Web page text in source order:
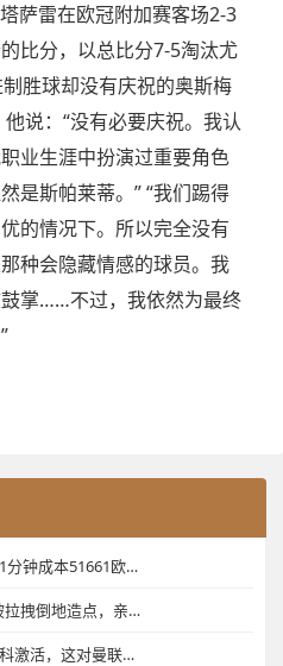
萨雷在欧冠附加赛客场2-3
比分，以总比分7-5淘汰尤
胜球却没有庆祝的奥斯梅
说：“没有必要庆祝。我认
业生涯中扮演过重要角色
是斯帕莱蒂。” “我们踢得
的情况下。所以完全没有
种会隐藏情感的球员。我
掌……不过，我依然为最终
都体：奥蓬达为尤文出场每1分钟成本51661欧，本赛季意甲只进1球
中国女足1-0领先！邵子钦被拉拽倒地造点，亲自主罚命中！
内维尔：卡里克正在把舍什科激活，这对曼联来说就是胜负手